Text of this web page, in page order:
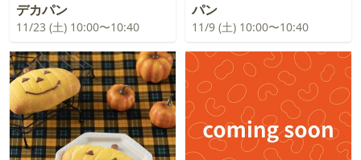
デカパン
11/23 (土) 10:00〜10:40
パン
11/9 (土) 10:00〜10:40